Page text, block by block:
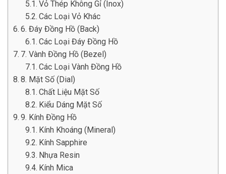
Vỏ Thép Không Gỉ (Inox)
Các Loại Vỏ Khác
6. Đáy Đồng Hồ (Back)
Các Loại Đáy Đồng Hồ
7. Vành Đồng Hồ (Bezel)
Các Loại Vành Đồng Hồ
8. Mặt Số (Dial)
Chất Liệu Mặt Số
Kiểu Dáng Mặt Số
9. Kính Đồng Hồ
Kính Khoáng (Mineral)
Kính Sapphire
Nhựa Resin
Kính Mica